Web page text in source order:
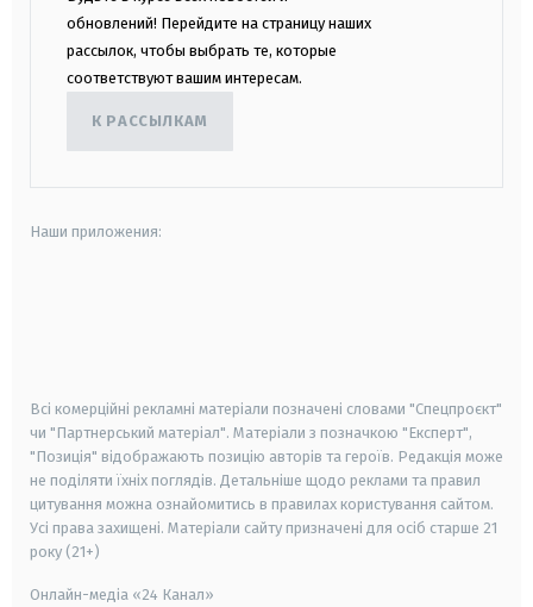
обновлений! Перейдите на страницу наших
рассылок, чтобы выбрать те, которые
соответствуют вашим интересам.
К РАССЫЛКАМ
Наши приложения:
Всі комерційні рекламні матеріали позначені словами "Спецпроєкт"
чи "Партнерський матеріал". Матеріали з позначкою "Експерт",
"Позиція" відображають позицію авторів та героїв. Редакція може
не поділяти їхніх поглядів. Детальніше щодо реклами та правил
цитування можна ознайомитись в правилах користування сайтом.
Усі права захищені. Матеріали сайту призначені для осіб старше 21
року (21+)
Онлайн-медіа «24 Канал»